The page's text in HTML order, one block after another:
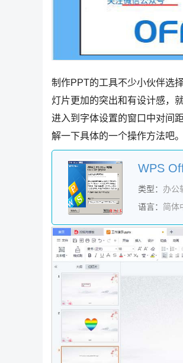
制作PPT的工具不少小伙伴选
灯片更加的突出和有设计感，
进入到字体设置的窗口中对间
解一下具体的一个操作方法吧。
类型： 办公
语言： 简体